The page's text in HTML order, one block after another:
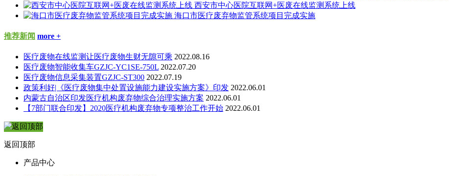
西安市中心医院互联网+医废在线监测系统上线
海口市医疗废弃物监管系统项目完成实施
推荐新闻 more +
医疗废物在线监测让医疗废物生财无隙可乘 2022.08.16
医疗废物智能收集车GZJC-YC1SE-750L 2022.07.20
医疗废物信息采集装置GZJC-ST300 2022.07.19
政策利好|《医疗废物集中处置设施能力建设实施方案》印发 2022.06.01
内蒙古自治区印发医疗机构废弃物综合治理实施方案 2022.06.01
【7部门联合印发】2020医疗机构废弃物专项整治工作开始 2022.06.01
返回顶部
产品中心